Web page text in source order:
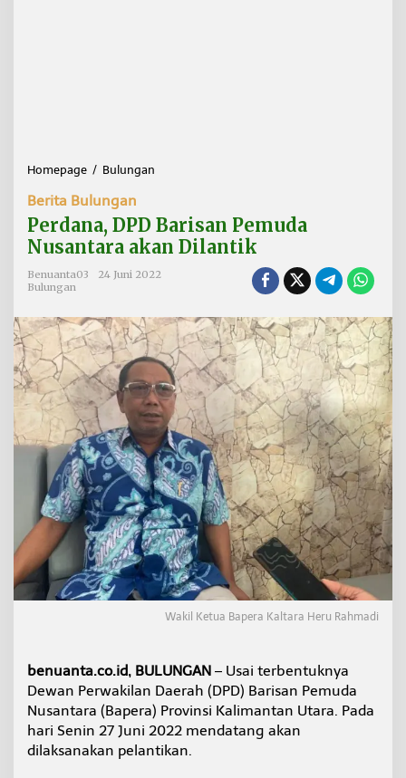
Homepage / Bulungan
d
a
n
P
D
B
a
r
i
s
a
n
P
e
m
u
d
a
N
u
r
a
a
k
a
n
Berita Bulungan
Perdana, DPD Barisan Pemuda
Nusantara akan Dilantik
Benuanta03
24 Juni 2022
Bulungan
Wakil Ketua Bapera Kaltara Heru Rahmadi
benuanta.co.id, BULUNGAN – Usai terbentuknya
Dewan Perwakilan Daerah (DPD) Barisan Pemuda
Nusantara (Bapera) Provinsi Kalimantan Utara. Pada
hari Senin 27 Juni 2022 mendatang akan
dilaksanakan pelantikan.